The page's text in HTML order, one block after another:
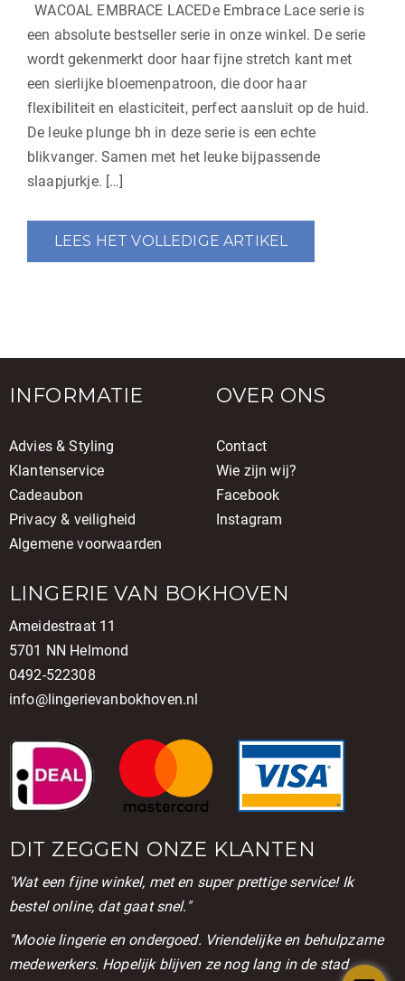
WACOAL EMBRACE LACEDe Embrace Lace serie is
een absolute bestseller serie in onze winkel. De serie
wordt gekenmerkt door haar fijne stretch kant met
een sierlijke bloemenpatroon, die door haar
flexibiliteit en elasticiteit, perfect aansluit op de huid.
De leuke plunge bh in deze serie is een echte
blikvanger. Samen met het leuke bijpassende
slaapjurkje. […]
LEES HET VOLLEDIGE ARTIKEL
INFORMATIE
Advies & Styling
Klantenservice
Cadeaubon
Privacy & veiligheid
Algemene voorwaarden
OVER ONS
Contact
Wie zijn wij?
Facebook
Instagram
LINGERIE VAN BOKHOVEN
Ameidestraat 11
5701 NN Helmond
0492-522308
info@lingerievanbokhoven.nl
DIT ZEGGEN ONZE KLANTEN
'Wat een fijne winkel, met en super prettige service! Ik
bestel online, dat gaat snel."
''Mooie lingerie en ondergoed. Vriendelijke en behulpzame
medewerkers. Hopelijk blijven ze nog lang in de stad